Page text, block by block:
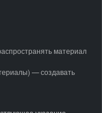
материал
— создавать